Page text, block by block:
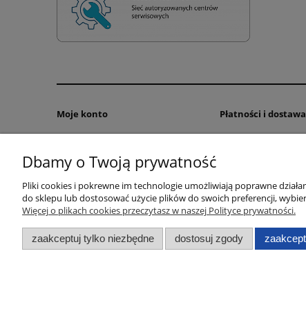
Moje konto
Ustawienia konta
Przechowalnia
Płatności i dostawa
Dbamy o Twoją prywatność
Pliki cookies i pokrewne im technologie umożliwiają poprawne
do sklepu lub dostosować użycie plików do swoich preferencji,
Więcej o plikach cookies przeczytasz w naszej Polityce prywatności.
zaakceptuj tylko niezbędne dostosuj zgody